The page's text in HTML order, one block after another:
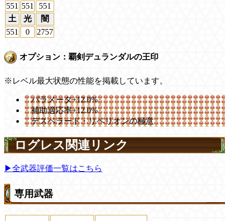
551 551
551
土
光
闇
551
0 2757
オプション：覇剣デュランダルの王印
※レベル最大状態の性能を掲載しています。
パラメータ+12.0%
補助適応率+12.0%
デスペラード・リベリオンの極意
ログレス関連リンク
▶全武器評価一覧はこちら
専用武器